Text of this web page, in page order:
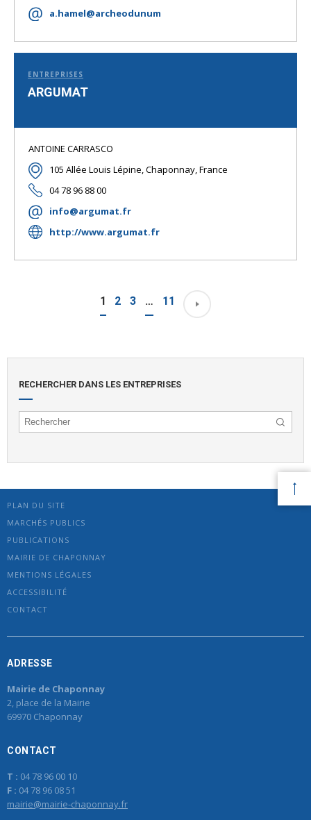
a.hamel@archeodunum
ENTREPRISES
ARGUMAT
ANTOINE CARRASCO
105 Allée Louis Lépine, Chaponnay, France
04 78 96 88 00
info@argumat.fr
http://www.argumat.fr
1 2 3 … 11
RECHERCHER DANS LES ENTREPRISES
PLAN DU SITE
MARCHÉS PUBLICS
PUBLICATIONS
MAIRIE DE CHAPONNAY
MENTIONS LÉGALES
ACCESSIBILITÉ
CONTACT
ADRESSE
Mairie de Chaponnay
2, place de la Mairie
69970 Chaponnay
CONTACT
T : 04 78 96 00 10
F : 04 78 96 08 51
mairie@mairie-chaponnay.fr